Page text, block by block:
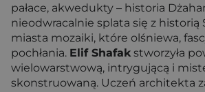
pałace, akwedukty – historia
nieodwracalnie splata się z historią
miasta mozaiki, które olśniewa,
pochłania. Elif Shafakstworzyła
wielowarstwową, intrygującą i
skonstruowaną. Uczeń architekta